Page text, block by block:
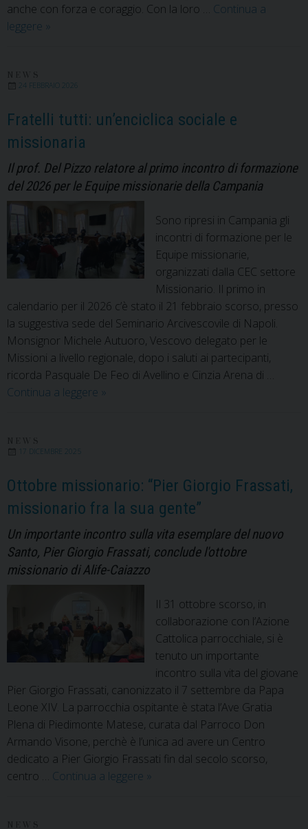
anche con forza e coraggio. Con la loro … Continua a
leggere Gente
ricordo
dei
Missionari
Martiri
2026
»
24 FEBBRAIO 2026
Fratelli tutti: un’enciclica sociale e
missionaria
Il prof. Del Pizzo relatore al primo incontro di formazione
del 2026 per le Equipe missionarie della Campania
Sono ripresi in Campania gli
incontri di formazione per le
Equipe missionarie,
organizzati dalla CEC settore
Missionario. Il primo in
calendario per il 2026 c’è stato il 21 febbraio scorso, presso
la suggestiva sede del Seminario Arcivescovile di Napoli.
Monsignor Michele Autuoro, Vescovo delegato per le
Missioni a livello regionale, dopo i saluti ai partecipanti,
ricorda Pasquale De Feo di Avellino e Cinzia Arena di …
Continua a leggere Fratelli
missionaria
»
17 DICEMBRE 2025
Ottobre missionario: “Pier Giorgio Frassati,
missionario fra la sua gente”
Un importante incontro sulla vita esemplare del nuovo
Santo, Pier Giorgio Frassati, conclude l'ottobre
missionario di Alife-Caiazzo
Il 31 ottobre scorso, in
collaborazione con l’Azione
Cattolica parrocchiale, si è
tenuto un importante
incontro sulla vita del giovane
Pier Giorgio Frassati, canonizzato il 7 settembre da Papa
Leone XIV. La parrocchia ospitante è stata l’Ave Gratia
Plena di Piedimonte Matese, curata dal Parroco Don
Armando Visone, perchè è l’unica ad avere un Centro
dedicato a Pier Giorgio Frassati fin dal secolo scorso,
centro … Continua a leggere Ottobre
»